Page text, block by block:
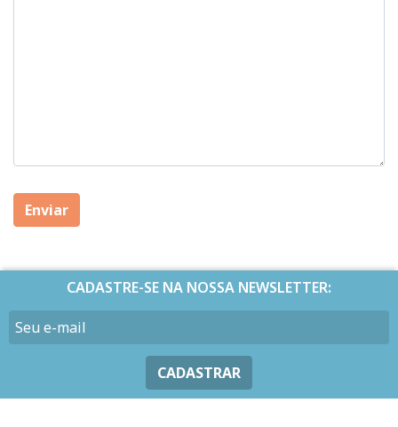
CADASTRE-SE NA NOSSA NEWSLETTER:
CADASTRAR